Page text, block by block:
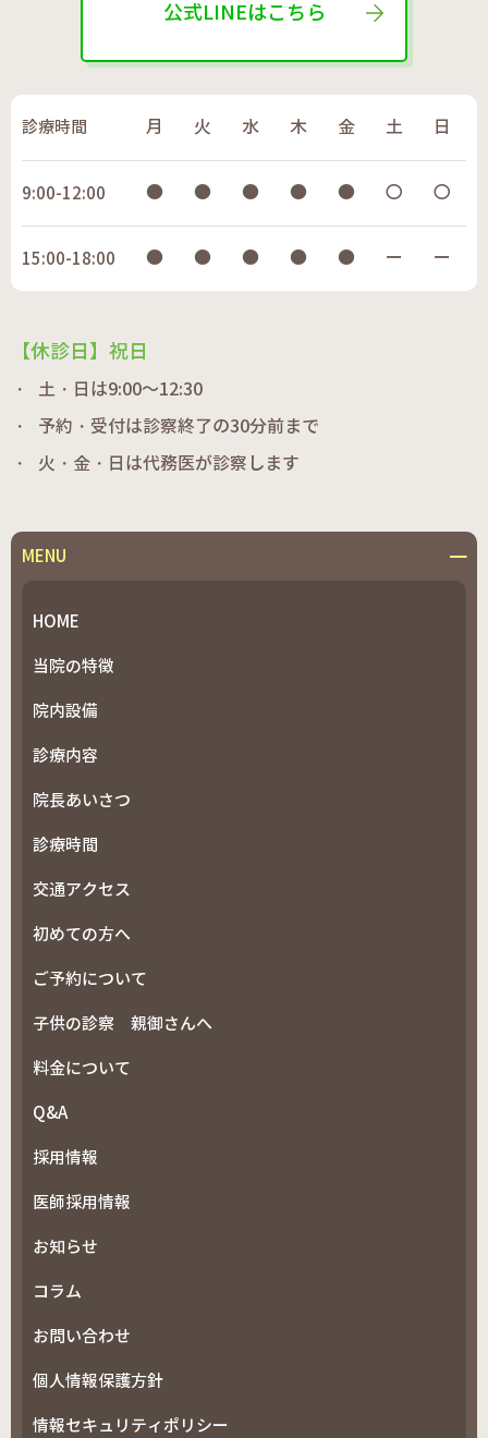
公式LINEはこちら
診療時間 月 火 水 木 金 土 日
9:00-12:00 ● ● ● ● ● 〇 〇
15:00-18:00 ● ● ● ● ● ー ー
【休診日】祝日
土・日は9:00～12:30
予約・受付は診察終了の30分前まで
火・金・日は代務医が診察します
MENU
HOME
当院の特徴
院内設備
診療内容
院長あいさつ
診療時間
交通アクセス
初めての方へ
ご予約について
子供の診察 親御さんへ
料金について
Q&A
採用情報
医師採用情報
お知らせ
コラム
お問い合わせ
個人情報保護方針
情報セキュリティポリシー